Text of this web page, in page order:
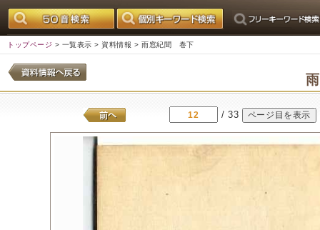
トップページ > 一覧表示 > 資料情報 > 雨窓紀聞 巻下
/ 33